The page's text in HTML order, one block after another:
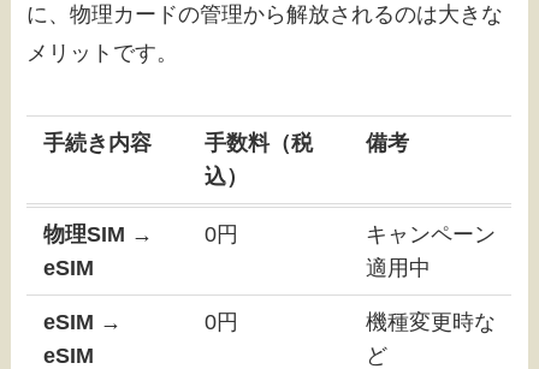
に、物理カードの管理から解放されるのは大きな
メリットです。
手続き内容
手数料（税
込）
備考
物理SIM →
eSIM
0円
キャンペーン
適用中
eSIM →
eSIM
0円
機種変更時な
ど